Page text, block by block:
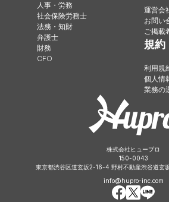
人事・労務
社会保険労務士
法務・知財
弁護士
財務
CFO
運営会
お問い
ご掲載
規約
利用規
個人情
業務の
株式会社ヒュープロ
150-0043
東京都渋谷区道玄坂2-16-4 野村不動産渋谷道玄
info@hupro-inc.com